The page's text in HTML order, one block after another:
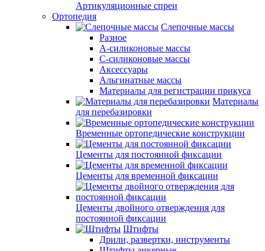
Артикуляционные спреи
Ортопедия
Слепочные массы
Разное
А-силиконовые массы
С-силиконовые массы
Аксессуары
Альгинатные массы
Материалы для регистрации прикуса
Материалы
для перебазировки
Временные ортопедические конструкции
Цементы для постоянной фиксации
Цементы для временной фиксации
Цементы двойного отверждения для
постоянной фиксации
Штифты
Дрили, развертки, инструменты